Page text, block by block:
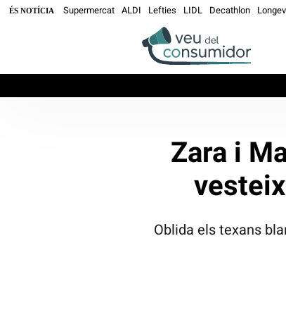
ÉS NOTÍCIA Supermercat ALDI Lefties LIDL Decathlon
Zara i
Oblida els texans